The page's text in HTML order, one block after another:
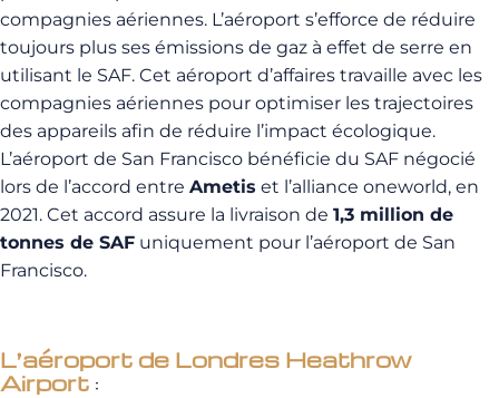
compagnies aériennes. L’aéroport s’efforce de réduire
toujours plus ses émissions de gaz à effet de serre en
utilisant le SAF. Cet aéroport d’affaires travaille avec les
compagnies aériennes pour optimiser les trajectoires
des appareils afin de réduire l’impact écologique.
L’aéroport de San Francisco bénéficie du SAF négocié
lors de l’accord entre Ametis et l’alliance oneworld, en
2021. Cet accord assure la livraison de 1,3 million de
tonnes de SAF uniquement pour l’aéroport de San
Francisco.
L’aéroport de Londres Heathrow
Airport :